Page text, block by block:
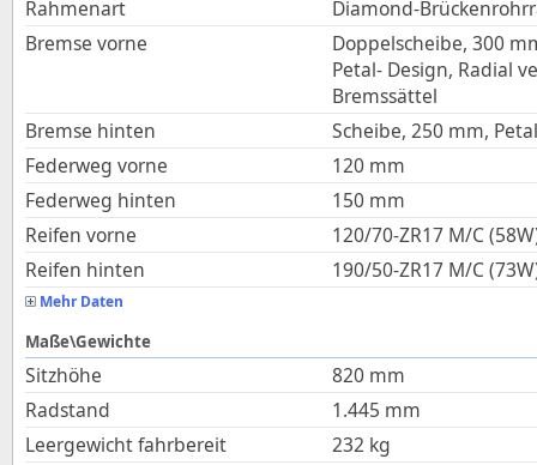
Rahmenart
Diamond-
Bremse vorne
Doppelscheibe, 300
Petal- Design, Radial
Bremssättel
Bremse hinten
Scheibe, 250 mm,
Federweg vorne
120 mm
Federweg hinten
150 mm
Reifen vorne
120/70-ZR17 M/C
Reifen hinten
190/50-ZR17 M/C
Mehr Daten
Maße\Gewichte
Sitzhöhe 820 mm
Radstand
1.445 mm
Leergewicht fahrbereit
232 kg